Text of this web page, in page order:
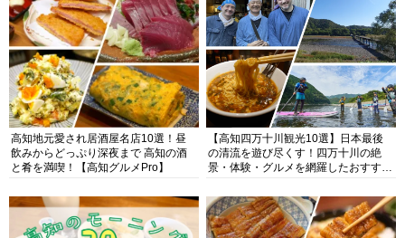
高知地元愛され居酒屋名店10選！昼
飲みからどっぷり深夜まで 高知の酒
と肴を満喫！【高知グルメPro】
【高知四万十川観光10選】日本最後
の清流を遊び尽くす！四万十川の絶
景・体験・グルメを網羅したおすすめ